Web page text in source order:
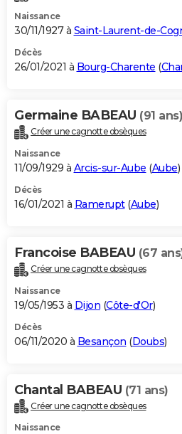
Naissance
30/11/1927 à Saint-Laurent-de-
Décès
26/01/2021 à Bourg-Charente (
Germaine BABEAU (91 ans)
Créer une cagnotte obsèques
Naissance
11/09/1929 à Arcis-sur-Aube (Aube)
Décès
16/01/2021 à Ramerupt(Aube)
Francoise BABEAU (67
Créer une cagnotte obsèques
Naissance
19/05/1953 à Dijon (Côte-d'Or)
Décès
06/11/2020 à Besançon (Doubs)
Chantal BABEAU (71 ans)
Créer une cagnotte obsèques
Naissance